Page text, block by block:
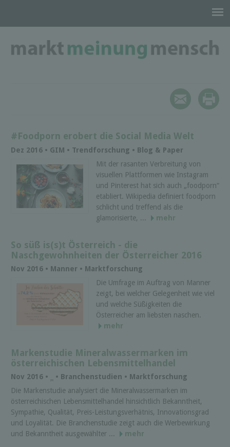
#Foodporn erobert die Social Media Welt
Dez 2016 • GIM • Trendforschung • Blog & Paper
Mit der rasanten Verbreitung von
visuellen Plattformen wie Instagram
und Pinterest hat sich auch „foodporn“
etabliert. Wikipedia definiert foodporn
schlicht und treffend als die
glamorisierte, ...
mehr
So süß is(s)t Österreich - die
Naschgewohnheiten der Österreicher 2016
Nov 2016 • Manner • Marktforschung
Die Umfrage im Auftrag von Manner
zeigt, bei welcher Gelegenheit wie viel
und welche Süßigkeiten die
Österreicher am liebsten naschen.
mehr
Markenstudie Mineralwassermarken im
österreichischen Lebensmittelhandel
Nov 2016 •
• Branchenstudien • Marktforschung
Die Markenstudie analysiert die Mineralwassermarken im
österreichischen Lebensmittelhandel hinsichtlich Bekanntheit,
Sympathie, Qualität, Preis-Leistungsverhätnis, Innovationsgrad
und Loyalität. Die Branchenstudie zeigt auch die Werbewirkung
und Bekanntheit ausgewählter ...
mehr